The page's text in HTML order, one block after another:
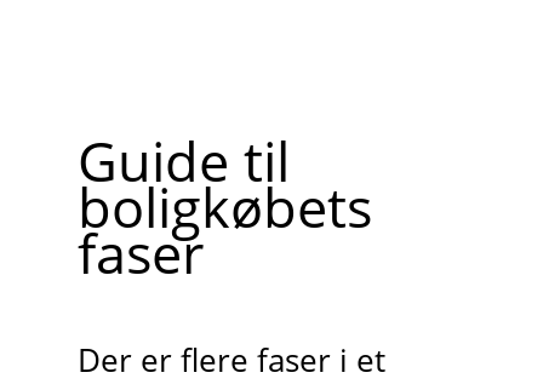
Guide til
boligkøbets
faser
Der er flere faser i et